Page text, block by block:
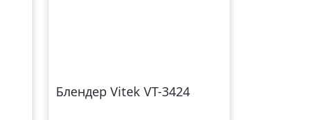
Блендер Vitek VT-3424